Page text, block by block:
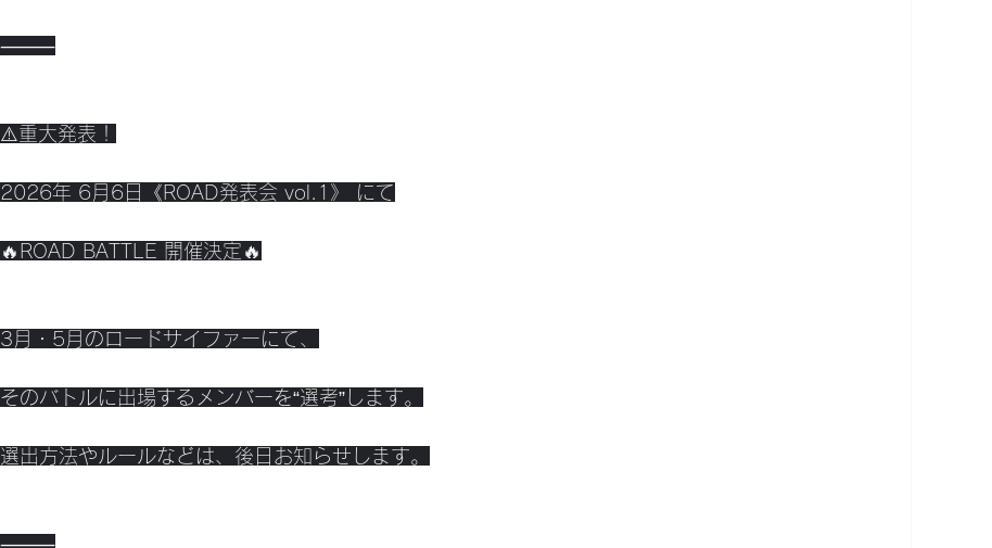
⸻
⚠️重大発表！
2026年 6月6日《ROAD発表会 vol.1》 にて
🔥ROAD BATTLE 開催決定🔥
3月・5月のロードサイファーにて、
そのバトルに出場するメンバーを“選考”します。
選出方法やルールなどは、後日お知らせします。
⸻